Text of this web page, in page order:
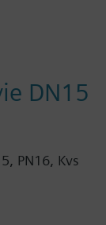
DN15
PN16, Kvs